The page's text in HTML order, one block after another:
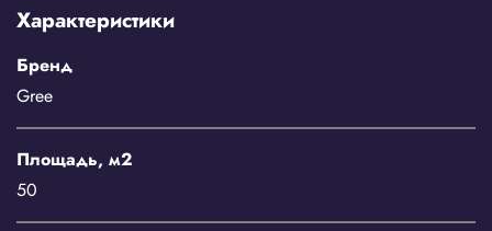
Характеристики
Бренд
Gree
Площадь, м2
50